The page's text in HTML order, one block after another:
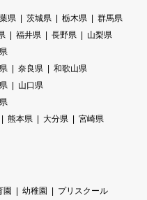
県 茨城県 栃木県
群馬県
福井県 長野県
山梨県
奈良県
和歌山県
山口県
熊本県 大分県
宮崎県
園 幼稚園
プリスクール